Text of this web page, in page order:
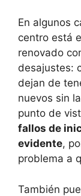
En algunos
centro está
renovado
desajustes:
dejan de
nuevos sin
punto de
fallos de
evidente,
problema a
También